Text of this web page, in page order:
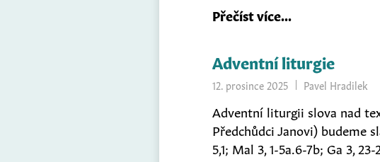
Přečíst více
Adventní liturgie
12. prosince 2025 Pavel Hradilek
Adventní liturgii slova nad
Předchůdci Janovi) budeme
5,1; Mal 3, 1-5a.6-7b; Ga 3,